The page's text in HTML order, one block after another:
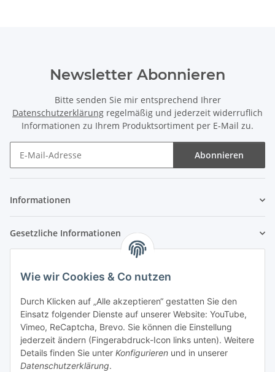
Wie wir Cookies & Co nutzen
Durch Klicken auf „Alle akzeptieren“ gestatten Sie den
Einsatz folgender Dienste auf unserer Website: YouTube,
Vimeo, ReCaptcha, Brevo. Sie können die Einstellung
jederzeit ändern (Fingerabdruck-Icon links unten). Weitere
Details finden Sie unter Konfigurieren und in unserer
Datenschutzerklärung.
Newsletter Abonnieren
Bitte senden Sie mir entsprechend Ihrer
Datenschutzerklärung regelmäßig und jederzeit widerruflich
Informationen zu Ihrem Produktsortiment per E-Mail zu.
Abonnieren
Informationen
Gesetzliche Informationen